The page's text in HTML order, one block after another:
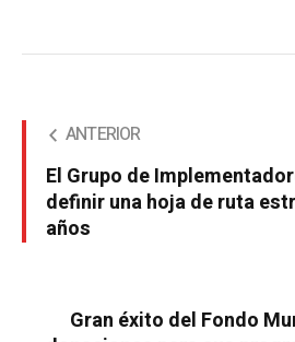
ANTERIOR
El Grupo de
definir una hoja de ruta
años
Gran éxito del Fondo